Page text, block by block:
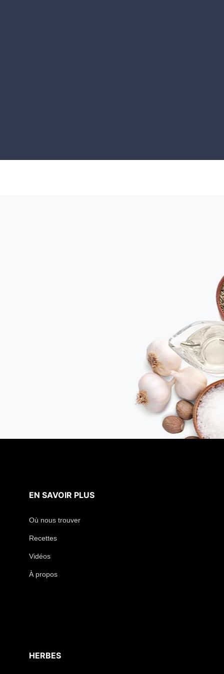
EN SAVOIR PLUS
Où nous trouver
Recettes
Vidéos
À propos
HERBES